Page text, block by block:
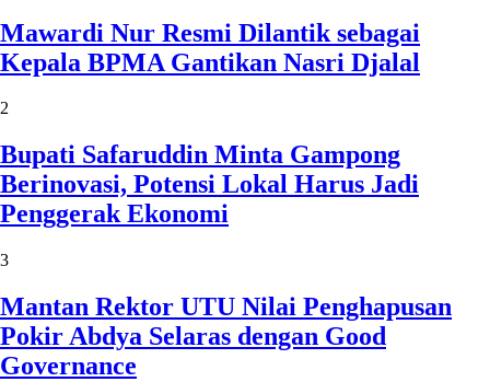
Mawardi Nur Resmi Dilantik sebagai
Kepala BPMA Gantikan Nasri Djalal
2
Bupati Safaruddin Minta Gampong
Berinovasi, Potensi Lokal Harus Jadi
Penggerak Ekonomi
3
Mantan Rektor UTU Nilai Penghapusan
Pokir Abdya Selaras dengan Good
Governance